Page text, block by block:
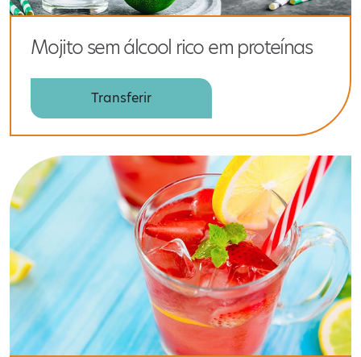
Mojito sem álcool rico em proteínas
Transferir